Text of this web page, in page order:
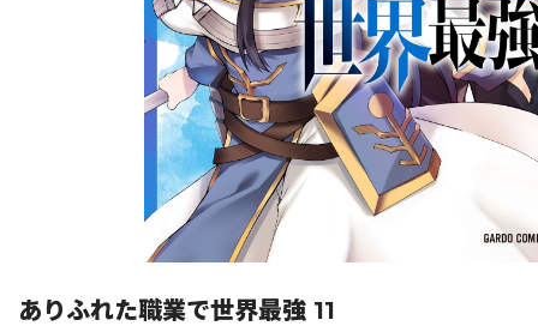
リキューレ コミックパルフェ
コミックエッセイ
閉じる
ありふれた職業で世界最強 11